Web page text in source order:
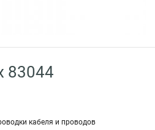
83044
кабеля и проводов